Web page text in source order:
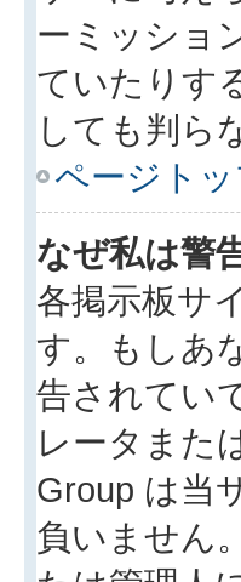
ーミッショ
ていたりす
しても判ら
ページト
なぜ私は警
各掲示板サ
す。もしあ
告されてい
レータまた
Group は当
負いません